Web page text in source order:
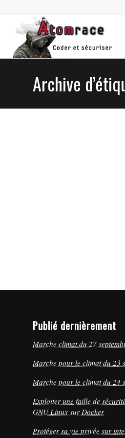
Archive
Publié dernièrement
Marche climat du 27
Marche pour le climat du 23
Marche pour le climat du 24
Exploiter une faille de
GNU Linux sur Docker
Protéger sa vie privée sur